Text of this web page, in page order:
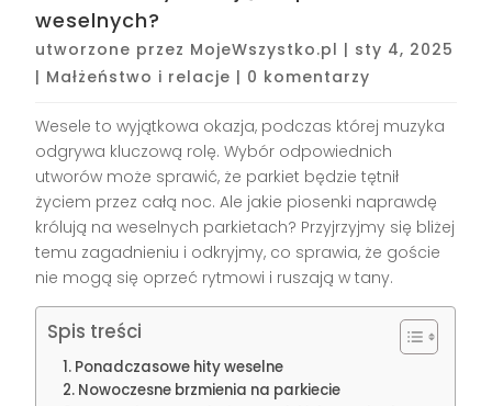
weselnych?
utworzone przez MojeWszystko.pl | sty 4, 2025
| Małżeństwo i relacje | 0 komentarzy
Wesele to wyjątkowa okazja, podczas której muzyka
odgrywa kluczową rolę. Wybór odpowiednich
utworów może sprawić, że parkiet będzie tętnił
życiem przez całą noc. Ale jakie piosenki naprawdę
królują na weselnych parkietach? Przyjrzyjmy się bliżej
temu zagadnieniu i odkryjmy, co sprawia, że goście
nie mogą się oprzeć rytmowi i ruszają w tany.
Spis treści
Ponadczasowe hity weselne
Nowoczesne brzmienia na parkiecie